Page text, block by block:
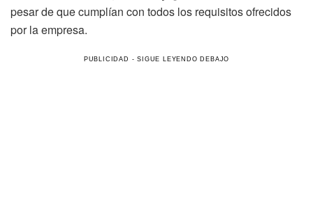
pesar de que cumplían con todos los requisitos ofrecidos
por la empresa.